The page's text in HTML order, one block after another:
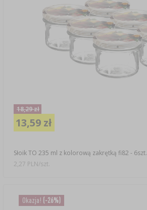
Słoik TO 235 ml z kolorową zakrętką fi82 - 6szt.
18,29 zł
13,59 zł
2,27 PLN/szt.
Okazja! (-26%)